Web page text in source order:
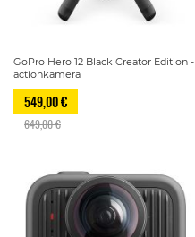
GoPro Hero 12 Black Creator Edition -
actionkamera
549,00 €
649,00 €